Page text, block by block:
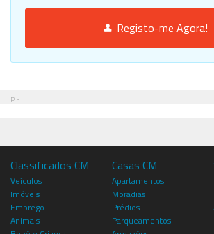
Registo-me Agora!
Pub
Classificados CM
Veículos
Imóveis
Emprego
Animais
Casas CM
Apartamentos
Moradias
Prédios
Parqueamentos